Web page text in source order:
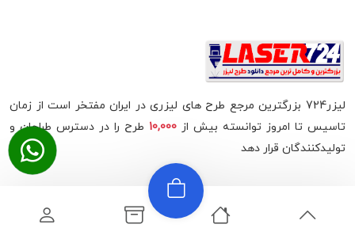
لیزر724 بزرگترین مرجع طرح های لیزری در ایران مفتخر است از زمان
تاسیس تا امروز توانسته بیش از 10,000 طرح را در دسترس طراحان و
تولیدکنندگان قرار دهد